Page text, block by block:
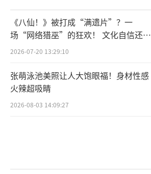
《八仙！》被打成“满遗片”？一
场“网络猎巫”的狂欢！ 文化自信还是
焦虑？
2026-07-20 13:29:10
张萌泳池美照让人大饱眼福！身材性感
火辣超吸睛
2026-08-03 14:09:27